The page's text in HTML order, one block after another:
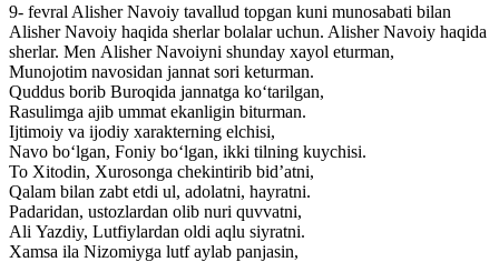
9- fevral Alisher Navoiy tavallud topgan kuni munosabati bilan
Alisher Navoiy haqida sherlar bolalar uchun. Alisher Navoiy haqida
sherlar. Men Alisher Navoiyni shunday xayol eturman,
Munojotim navosidan jannat sori keturman.
Quddus borib Buroqida jannatga ko‘tarilgan,
Rasulimga ajib ummat ekanligin biturman.
Ijtimoiy va ijodiy xarakterning elchisi,
Navo bo‘lgan, Foniy bo‘lgan, ikki tilning kuychisi.
To Xitodin, Xurosonga chekintirib bid’atni,
Qalam bilan zabt etdi ul, adolatni, hayratni.
Padaridan, ustozlardan olib nuri quvvatni,
Ali Yazdiy, Lutfiylardan oldi aqlu siyratni.
Xamsa ila Nizomiyga lutf aylab panjasin,